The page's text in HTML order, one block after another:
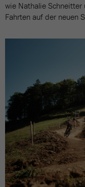
wie Nathalie
Fahrten auf der neuen